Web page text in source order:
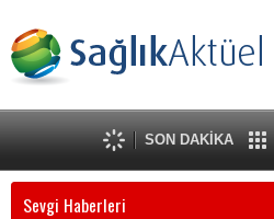
SON DAKİKA
Sevgi Haberleri